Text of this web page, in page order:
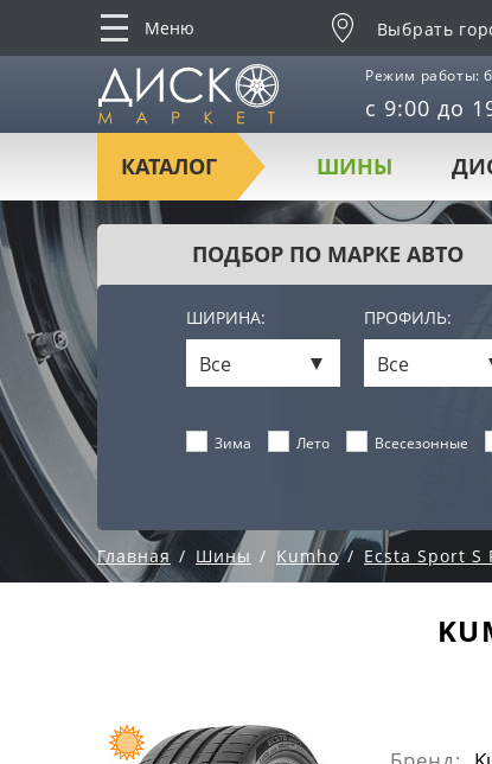
Меню Выбрать
Режим работы:
с 9:00 до
КАТАЛОГ ШИНЫ
ПОДБОР ПО МАРКЕ АВТО
ШИРИНА: ПРОФИЛЬ:
Все Все
Зима Лето Всесезонные
Главная Шины Kumho Ecsta Sport S